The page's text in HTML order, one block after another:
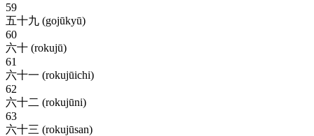
59
五十九 (gojūkyū)
60
六十 (rokujū)
61
六十一 (rokujūichi)
62
六十二 (rokujūni)
63
六十三 (rokujūsan)